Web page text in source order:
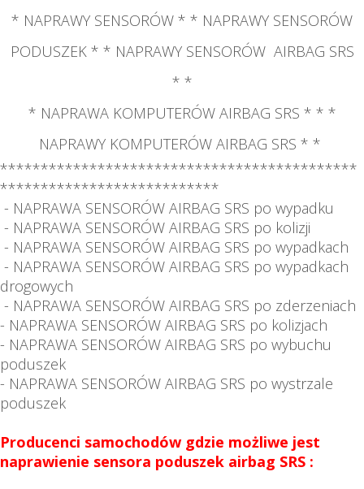
* NAPRAWY SENSORÓW * * NAPRAWY SENSORÓW
PODUSZEK * * NAPRAWY SENSORÓW AIRBAG SRS
* *
* NAPRAWA KOMPUTERÓW AIRBAG SRS * * *
NAPRAWY KOMPUTERÓW AIRBAG SRS * *
********************************************
***************************
- NAPRAWA SENSORÓW AIRBAG SRS po wypadku
- NAPRAWA SENSORÓW AIRBAG SRS po kolizji
- NAPRAWA SENSORÓW AIRBAG SRS po wypadkach
- NAPRAWA SENSORÓW AIRBAG SRS po wypadkach
drogowych
- NAPRAWA SENSORÓW AIRBAG SRS po zderzeniach
- NAPRAWA SENSORÓW AIRBAG SRS po kolizjach
- NAPRAWA SENSORÓW AIRBAG SRS po wybuchu
poduszek
- NAPRAWA SENSORÓW AIRBAG SRS po wystrzale
poduszek
Producenci samochodów gdzie możliwe jest
naprawienie sensora poduszek airbag SRS :